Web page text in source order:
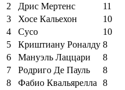
2
Дрис Мертенс
11
3
Хосе Кальехон
10
4
Сусо
10
5
Криштиану Роналду 8
6
Мануэль Лаццари
8
7
Родриго Де Пауль
8
8
Фабио Квальярелла
8